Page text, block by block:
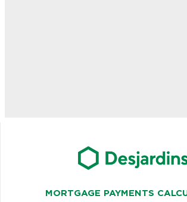
MORTGAGE PAYMENTS